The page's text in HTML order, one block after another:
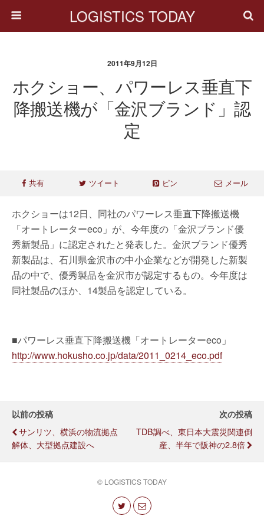
LOGISTICS TODAY
2011年9月12日
ホクショー、パワーレス垂直下
降搬送機が「金沢ブランド」認
定
共有 ツイート ピン メール
ホクショーは12日、同社のパワーレス垂直下降搬送機
「オートレーターeco」が、今年度の「金沢ブランド優
秀新製品」に認定されたと発表した。金沢ブランド優秀
新製品は、石川県金沢市の中小企業などが開発した新製
品の中で、優秀製品を金沢市が認定するもの。今年度は
同社製品のほか、14製品を認定している。
■パワーレス垂直下降搬送機「オートレーターeco」
http://www.hokusho.co.jp/data/2011_0214_eco.pdf
以前の投稿
サンリツ、横浜の物流拠点
解体、大型拠点建設へ
次の投稿
TDB調べ、東日本大震災関連倒
産、半年で阪神の2.8倍
© LOGISTICS TODAY